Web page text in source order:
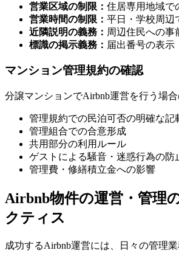
営業区域の制限： 住居専用地域で
営業時間の制限： 平日・学校周辺
近隣説明の義務： 周辺住民への事
標識の掲示義務： 届出番号の表示
マンション管理規約の確認
分譲マンションでAirbnb運営を行う場合
管理規約での民泊可否の明確な記
管理組合での合意形成
共用部分の利用ルール
ゲストによる騒音・迷惑行為の防
管理費・修繕積立金への影響
Airbnb物件の運営・管理
クティス
成功するAirbnb運営には、日々の管理